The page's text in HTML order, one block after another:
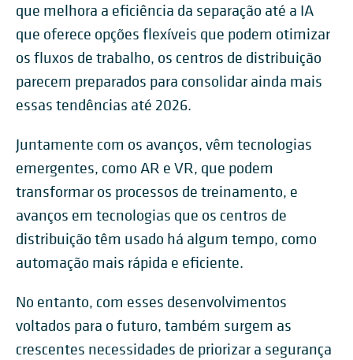
que melhora a eficiência da separação até a IA
que oferece opções flexíveis que podem otimizar
os fluxos de trabalho, os centros de distribuição
parecem preparados para consolidar ainda mais
essas tendências até 2026.
Juntamente com os avanços, vêm tecnologias
emergentes, como AR e VR, que podem
transformar os processos de treinamento, e
avanços em tecnologias que os centros de
distribuição têm usado há algum tempo, como
automação mais rápida e eficiente.
No entanto, com esses desenvolvimentos
voltados para o futuro, também surgem as
crescentes necessidades de priorizar a segurança